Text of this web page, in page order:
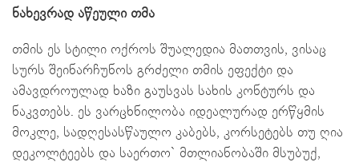
ნახევრად აწეული თმა
თმის ეს სტილი ოქროს შუალედია მათთვის, ვისაც
სურს შეინარჩუნოს გრძელი თმის ეფექტი და
ამავდროულად ხაზი გაუსვას სახის კონტურს და
ნაკვთებს. ეს ვარცხნილობა იდეალურად ერწყმის
მოკლე, სადღესასწაულო კაბებს, კორსეტებს თუ ღია
დეკოლტეებს და საერთო` მთლიანობაში მსუბუქ,